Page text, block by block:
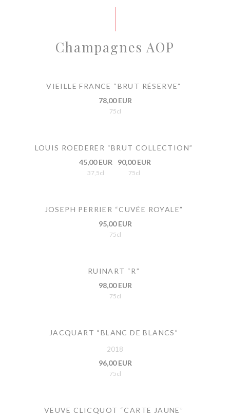
Champagnes AOP
VIEILLE FRANCE “BRUT RÉSERVE”
78,00 EUR
75cl
LOUIS ROEDERER “BRUT COLLECTION”
45,00 EUR
37,5cl
90,00 EUR
75cl
JOSEPH PERRIER “CUVÉE ROYALE”
95,00 EUR
75cl
RUINART “R”
98,00 EUR
75cl
JACQUART “BLANC DE BLANCS”
2018
96,00 EUR
75cl
VEUVE CLICQUOT “CARTE JAUNE”